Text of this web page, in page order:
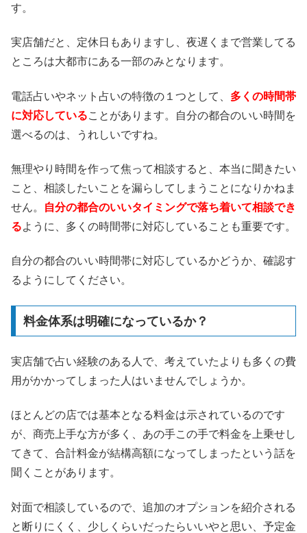
す。
実店舗だと、定休日もありますし、夜遅くまで営業してる
ところは大都市にある一部のみとなります。
電話占いやネット占いの特徴の１つとして、 多くの時間帯
に対応していることがあります。自分の都合のいい時間を
選べるのは、うれしいですね。
無理やり時間を作って焦って相談すると、本当に聞きたい
こと、相談したいことを漏らしてしまうことになりかねま
せん。
自分の都合のいいタイミングで落ち着いて相談でき
るように、多くの時間帯に対応していることも重要です。
自分の都合のいい時間帯に対応しているかどうか、確認す
るようにしてください。
料金体系は明確になっているか？
実店舗で占い経験のある人で、考えていたよりも多くの費
用がかかってしまった人はいませんでしょうか。
ほとんどの店では基本となる料金は示されているのです
が、商売上手な方が多く、あの手この手で料金を上乗せし
てきて、合計料金が結構高額になってしまったという話を
聞くことがあります。
対面で相談しているので、追加のオプションを紹介される
と断りにくく、少しくらいだったらいいやと思い、予定金